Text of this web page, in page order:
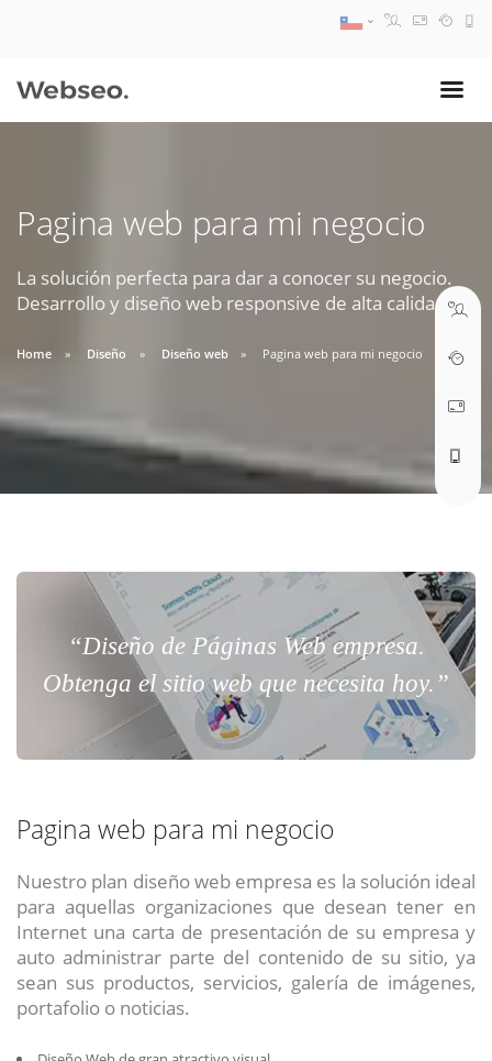
Pagina web para mi negocio
La solución perfecta para dar a conocer su negocio.
Desarrollo y diseño web responsive de alta calidad.
Home Diseño Diseño web Pagina web para mi negocio
“Diseño de Páginas Web empresa.
Obtenga el sitio web que necesita hoy.”
Pagina web para mi negocio
Nuestro plan diseño web empresa es la solución ideal
para aquellas organizaciones que desean tener en
Internet una carta de presentación de su empresa y
auto administrar parte del contenido de su sitio, ya
sean sus productos, servicios, galería de imágenes,
portafolio o noticias.
09:30 AM A 18:30 PM
soporte@webseo.cl